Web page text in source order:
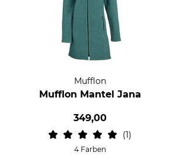
Mufflon
Mufflon Mantel Jana
349,00
1
4 Farben